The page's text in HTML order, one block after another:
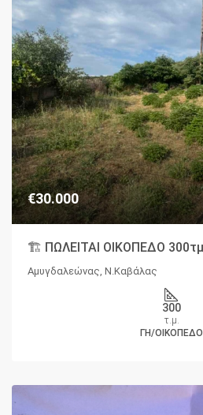
€30.000
Αμυγδαλεώνας, Ν.Καβάλας
300
τ.μ.
ΓΗ/ΟΙΚΌΠΕΔΟ